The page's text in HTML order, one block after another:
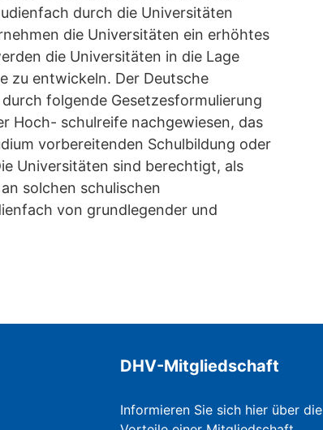
durch die Universitäten
die Universitäten ein erhöhtes
die Universitäten in die Lage
zu entwickeln. Der Deutsche
folgende Gesetzesformulierung
Hoch- schulreife nachgewiesen, das
vorbereitenden Schulbildung oder
Universitäten sind berechtigt, als
solchen schulischen
von grundlegender und
DHV-Mitgliedschaft
Informieren Sie sich hier über die